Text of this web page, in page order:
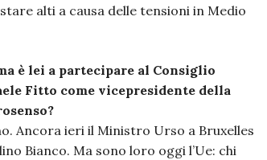
alti a causa delle tensioni in Medio
è lei a partecipare al Consiglio
Fitto come vicepresidente della
Ancora ieri il Ministro Urso a Bruxelles
Bianco. Ma sono loro oggi l’Ue: chi